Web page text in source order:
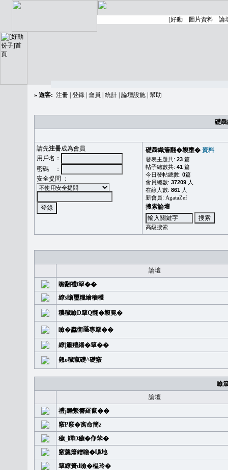
» 遊客: 注冊 登錄 會員 統計 論壇設施 幫助
礎
請先注冊成為會員
用戶名：
密碼 ：
安全提問 ：
礎聶織簷翻�䪖壅� 資料
發表主題共: 23 篇
帖子總數共: 41 篇
今日發帖總數: 0篇
會員總數: 37209 人
在線人數: 861 人
新會員: AgataZef
搜索論壇
高級搜索
論壇
瞻翻禮i簞��
繚s瞻璽糧繪穡穫
穠穢瞼D簞Q翻�䪖冕�
瞼�䆐衛𦻕專簞��
繚|簫羶繙�簞��
翹o穢竄礎^礎竅
瞼
論壇
禮j瞻繫簪羅竄��
竅P竅�㝢命簡z
穢_罈D穢�鿇笨�
竅羹簫繒瞻�嚊地
簞繚簣d瞼�榅玲�